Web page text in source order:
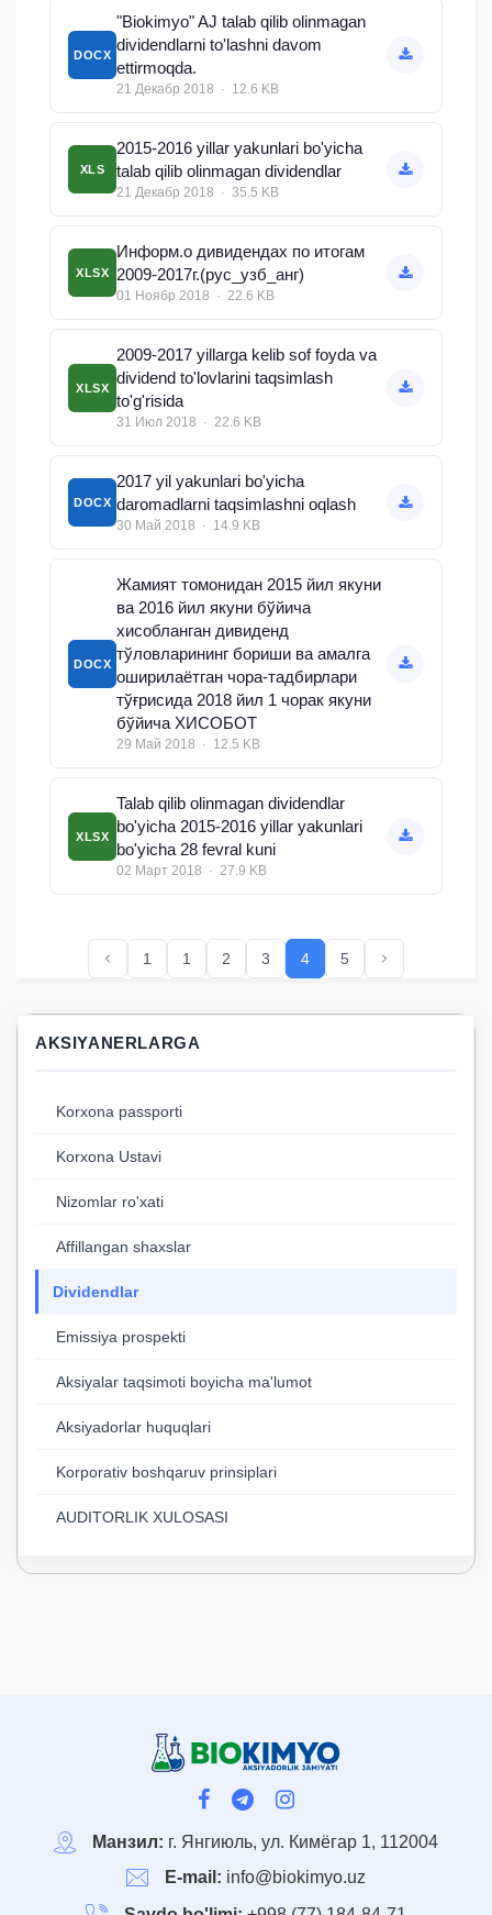
DOCX
"Biokimyo" AJ talab qilib olinmagan
dividendlarni to'lashni davom
ettirmoqda.
21 Декабр 2018 · 12.6 KB
XLS
2015-2016 yillar yakunlari bo'yicha
talab qilib olinmagan dividendlar
21 Декабр 2018 · 35.5 KB
XLSX
Информ.о дивидендах по итогам
2009-2017г.(рус_узб_анг)
01 Ноябр 2018 · 22.6 KB
XLSX
2009-2017 yillarga kelib sof foyda va
dividend to'lovlarini taqsimlash
to'g'risida
31 Июл 2018 · 22.6 KB
DOCX
2017 yil yakunlari bo'yicha
daromadlarni taqsimlashni oqlash
30 Май 2018 · 14.9 KB
DOCX
Жамият томонидан 2015 йил якуни
ва 2016 йил якуни бўйича
хисобланган дивиденд
тўловларининг бориши ва амалга
оширилаётган чора-тадбирлари
тўғрисида 2018 йил 1 чорак якуни
бўйича ХИСОБОТ
29 Май 2018 · 12.5 KB
XLSX
Talab qilib olinmagan dividendlar
bo'yicha 2015-2016 yillar yakunlari
bo'yicha 28 fevral kuni
02 Март 2018 · 27.9 KB
1 1 2 3 4 5
AKSIYANERLARGA
Korxona passporti
Korxona Ustavi
Nizomlar ro'xati
Affillangan shaxslar
Dividendlar
Emissiya prospekti
Aksiyalar taqsimoti boyicha ma'lumot
Aksiyadorlar huquqlari
Korporativ boshqaruv prinsiplari
AUDITORLIK XULOSASI
Манзил: г. Янгиюль, ул. Кимёгар 1, 112004
E-mail: info@biokimyo.uz